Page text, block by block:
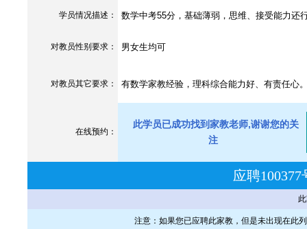
学员情况描述： 数学中考55分，基础薄弱，思维、接受能力还
对教员性别要求： 男女生均可
对教员其它要求： 有数学家教经验，理科综合能力好、有责任心
在线预约：
此学员已成功找到家教老师,谢谢您的关
注
应聘
注意：如果您已应聘此家教，但是未出现在此